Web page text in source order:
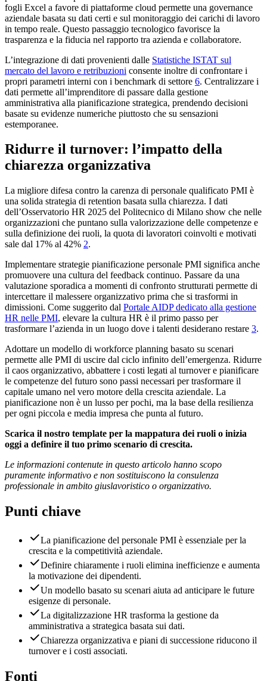
fogli Excel a favore di piattaforme cloud permette una governance
aziendale basata su dati certi e sul monitoraggio dei carichi di lavoro
in tempo reale. Questo passaggio tecnologico favorisce la
trasparenza e la fiducia nel rapporto tra azienda e collaboratore.
L’integrazione di dati provenienti dalle Statistiche ISTAT sul
mercato del lavoro e retribuzioni consente inoltre di confrontare i
propri parametri interni con i benchmark di settore 6. Centralizzare i
dati permette all’imprenditore di passare dalla gestione
amministrativa alla pianificazione strategica, prendendo decisioni
basate su evidenze numeriche piuttosto che su sensazioni
estemporanee.
Ridurre il turnover: l’impatto della
chiarezza organizzativa
La migliore difesa contro la carenza di personale qualificato PMI è
una solida strategia di retention basata sulla chiarezza. I dati
dell’Osservatorio HR 2025 del Politecnico di Milano show che nelle
organizzazioni che puntano sulla valorizzazione delle competenze e
sulla definizione dei ruoli, la quota di lavoratori coinvolti e motivati
sale dal 17% al 42% 2.
Implementare strategie pianificazione personale PMI significa anche
promuovere una cultura del feedback continuo. Passare da una
valutazione sporadica a momenti di confronto strutturati permette di
intercettare il malessere organizzativo prima che si trasformi in
dimissioni. Come suggerito dal Portale AIDP dedicato alla gestione
HR nelle PMI, elevare la cultura HR è il primo passo per
trasformare l’azienda in un luogo dove i talenti desiderano restare 3.
Adottare un modello di workforce planning basato su scenari
permette alle PMI di uscire dal ciclo infinito dell’emergenza. Ridurre
il caos organizzativo, abbattere i costi legati al turnover e pianificare
le competenze del futuro sono passi necessari per trasformare il
capitale umano nel vero motore della crescita aziendale. La
pianificazione non è un lusso per pochi, ma la base della resilienza
per ogni piccola e media impresa che punta al futuro.
Scarica il nostro template per la mappatura dei ruoli o inizia
oggi a definire il tuo primo scenario di crescita.
Le informazioni contenute in questo articolo hanno scopo
puramente informativo e non sostituiscono la consulenza
professionale in ambito giuslavoristico o organizzativo.
Punti chiave
La pianificazione del personale PMI è essenziale per la
crescita e la competitività aziendale.
Definire chiaramente i ruoli elimina inefficienze e aumenta
la motivazione dei dipendenti.
Un modello basato su scenari aiuta ad anticipare le future
esigenze di personale.
La digitalizzazione HR trasforma la gestione da
amministrativa a strategica basata sui dati.
Chiarezza organizzativa e piani di successione riducono il
turnover e i costi associati.
Fonti